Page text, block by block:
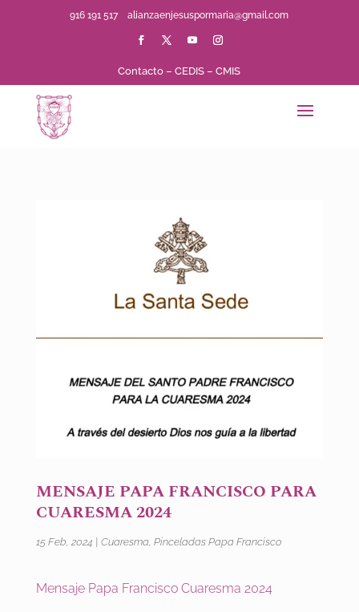
916 191 517alianzaenjesuspormaria@gmail.com
Contacto –CEDIS –CMIS
MENSAJE PAPA FRANCISCO PARA
CUARESMA 2024
15 Feb, 2024 Cuaresma, Pinceladas Papa Francisco
Mensaje Papa Francisco Cuaresma 2024